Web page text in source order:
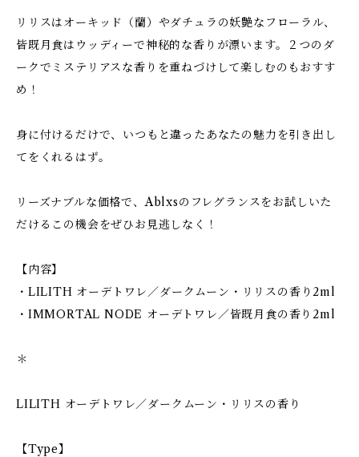
リリスはオーキッド（蘭）やダチュラの妖艶なフローラル、
皆既月食はウッディーで神秘的な香りが漂います。２つのダ
ークでミステリアスな香りを重ねづけして楽しむのもおすす
め！
身に付けるだけで、いつもと違ったあなたの魅力を引き出し
てをくれるはず。
リーズナブルな価格で、Ablxsのフレグランスをお試しいた
だけるこの機会をぜひお見逃しなく！
【内容】
・LILITH オーデトワレ／ダークムーン・リリスの香り2ml
・IMMORTAL NODE オーデトワレ／皆既月食の香り2ml
＊
LILITH オーデトワレ／ダークムーン・リリスの香り
【Type】